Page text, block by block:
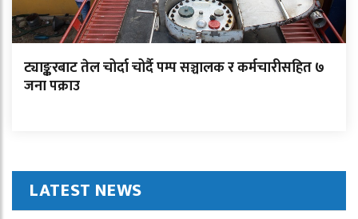
ट्याङ्करबाट तेल चोर्दा चोर्दै पम्प सञ्चालक र कर्मचारीसहित ७
जना पक्राउ
LATEST NEWS